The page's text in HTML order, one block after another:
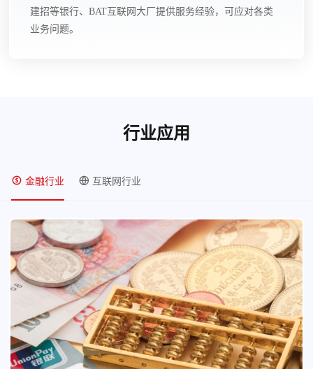
建招等银行、BAT互联网大厂提供服务经验，可应对各类
业务问题。
行业应用
金融行业 互联网行业